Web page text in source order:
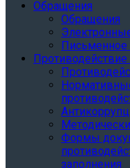
Обращения
Обращения
Письменное
Формы
заполнения